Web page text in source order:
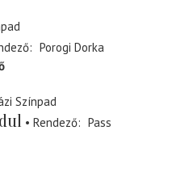
Porogi Dorka
Színpad
Rendező
Pass